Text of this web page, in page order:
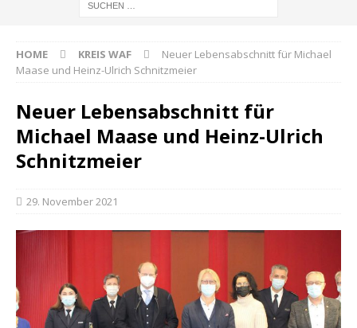
HOME KREIS WAF
Neuer Lebensabschnitt für Michael
Maase und Heinz-Ulrich Schnitzmeier
Neuer Lebensabschnitt für
Michael Maase und Heinz-Ulrich
Schnitzmeier
29. November 2021